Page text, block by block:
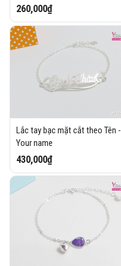
260,000₫
Lắc tay bạc mặt cắt theo Tên -
Your name
430,000₫